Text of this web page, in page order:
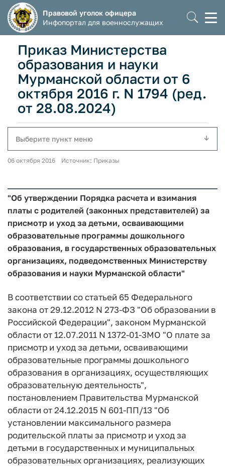
Правовой уголок офицера
Инфопортал для военнослужащих
Приказ Министерства
образования и науки
Мурманской области от 6
октября 2016 г. N 1794 (ред.
от 28.08.2024)
Выберите пункт меню
06 октября 2016 Источник: Приказы
"Об утверждении Порядка расчета и взимания
платы с родителей (законных представителей) за
присмотр и уход за детьми, осваивающими
образовательные программы дошкольного
образования, в государственных образовательных
организациях, подведомственных Министерству
образования и науки Мурманской области"
В соответствии со статьей 65 Федерального
закона от 29.12.2012 N 273-ФЗ "Об образовании в
Российской Федерации", законом Мурманской
области от 12.07.2011 N 1372-01-3MO "О плате за
присмотр и уход за детьми, осваивающими
образовательные программы дошкольного
образования в организациях, осуществляющих
образовательную деятельность",
постановлением Правительства Мурманской
области от 24.12.2015 N 601-ПП/13 "Об
установлении максимального размера
родительской платы за присмотр и уход за
детьми в государственных и муниципальных
образовательных организациях, реализующих